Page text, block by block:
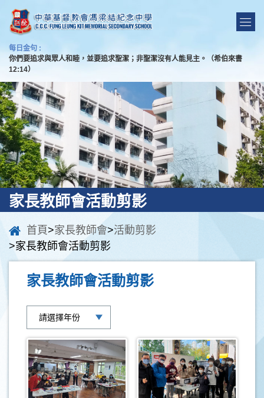
每日金句 :
你們要追求與眾人和睦，並要追求聖潔；非聖潔沒有人能見主。（希伯來書
12:14）
家長教師會活動剪影
首頁>家長教師會>活動剪影
>家長教師會活動剪影
家長教師會活動剪影